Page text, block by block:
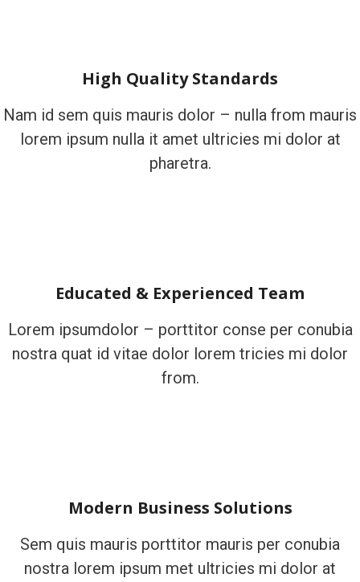
High Quality Standards
Nam id sem quis mauris dolor – nulla from mauris
lorem ipsum nulla it amet ultricies mi dolor at
pharetra.
Educated & Experienced Team
Lorem ipsumdolor – porttitor conse per conubia
nostra quat id vitae dolor lorem tricies mi dolor
from.
Modern Business Solutions
Sem quis mauris porttitor mauris per conubia
nostra lorem ipsum met ultricies mi dolor at